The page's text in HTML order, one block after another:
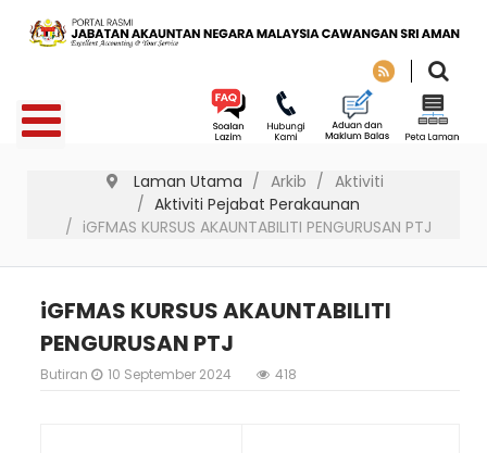
Laman Utama Arkib
Aktiviti
Aktiviti Pejabat Perakaunan
iGFMAS KURSUS AKAUNTABILITI PENGURUSAN PTJ
iGFMAS KURSUS AKAUNTABILITI
PENGURUSAN PTJ
Butiran 10 September 2024 418